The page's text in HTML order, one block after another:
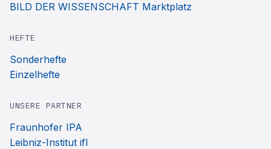
BILD DER WISSENSCHAFT Marktplatz
HEFTE
Sonderhefte
Einzelhefte
UNSERE PARTNER
Fraunhofer IPA
Leibniz-Institut ifl